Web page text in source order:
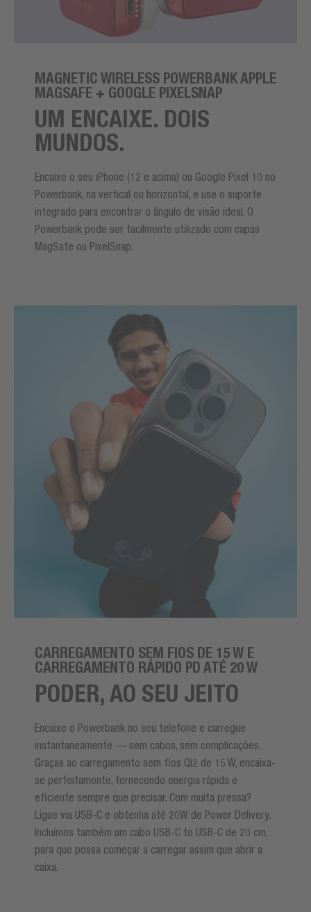
MAGNETIC WIRELESS POWERBANK APPLE
MAGSAFE + GOOGLE PIXELSNAP
UM ENCAIXE. DOIS
MUNDOS.
Encaixe o seu iPhone (12 e acima) ou Google Pixel 10 no
Powerbank, na vertical ou horizontal, e use o suporte
integrado para encontrar o ângulo de visão ideal. O
Powerbank pode ser facilmente utilizado com capas
MagSafe ou PixelSnap.
CARREGAMENTO SEM FIOS DE 15 W E
CARREGAMENTO RÁPIDO PD ATÉ 20 W
PODER, AO SEU JEITO
Encaixe o Powerbank no seu telefone e carregue
instantaneamente — sem cabos, sem complicações.
Graças ao carregamento sem fios Qi2 de 15 W, encaixa-
se perfeitamente, fornecendo energia rápida e
eficiente sempre que precisar. Com muita pressa?
Ligue via USB-C e obtenha até 20W de Power Delivery.
Incluímos também um cabo USB-C to USB-C de 20 cm,
para que possa começar a carregar assim que abrir a
caixa.